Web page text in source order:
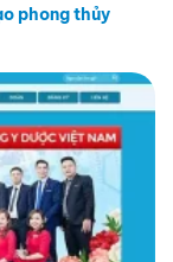
phong thủy